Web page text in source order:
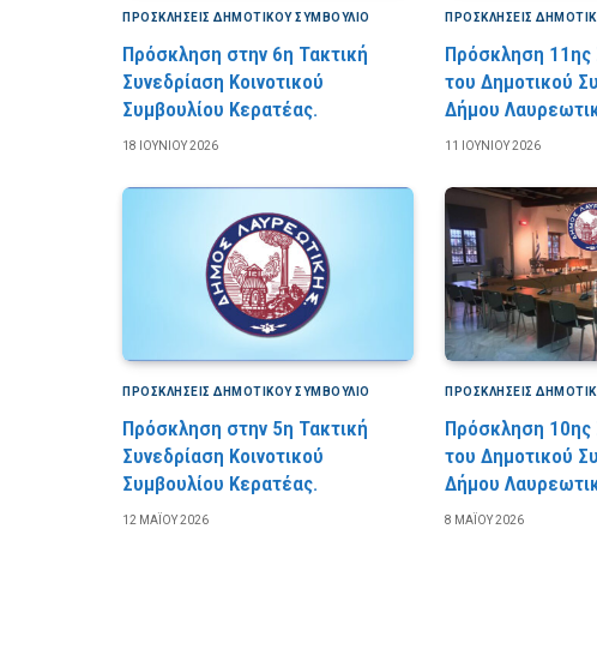
ΠΡΟΣΚΛΉΣΕΙΣ ΔΗΜΟΤΙΚΟΎ ΣΥΜΒΟΎΛΙΟ
Πρόσκληση στην 6η Τακτική
Συνεδρίαση Κοινοτικού
Συμβουλίου Κερατέας.
18 ΙΟΥΝΊΟΥ 2026
ΠΡΟΣΚΛΉΣΕΙΣ
Πρόσκληση 11ης
του Δημοτικού
Δήμου
11 ΙΟΥΝΊΟΥ 2026
ΠΡΟΣΚΛΉΣΕΙΣ ΔΗΜΟΤΙΚΟΎ ΣΥΜΒΟΎΛΙΟ
Πρόσκληση στην 5η Τακτική
Συνεδρίαση Κοινοτικού
Συμβουλίου Κερατέας.
12 ΜΑΪ́ΟΥ 2026
ΠΡΟΣΚΛΉΣΕΙΣ
Πρόσκληση 10ης
του Δημοτικού
Δήμου
8 ΜΑΪ́ΟΥ 2026